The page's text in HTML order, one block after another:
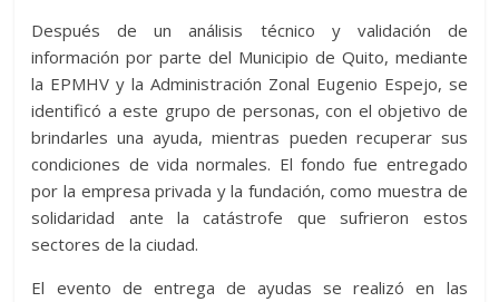
Después de un análisis técnico y validación de
información por parte del Municipio de Quito, mediante
la EPMHV y la Administración Zonal Eugenio Espejo, se
identificó a este grupo de personas, con el objetivo de
brindarles una ayuda, mientras pueden recuperar sus
condiciones de vida normales. El fondo fue entregado
por la empresa privada y la fundación, como muestra de
solidaridad ante la catástrofe que sufrieron estos
sectores de la ciudad.
El evento de entrega de ayudas se realizó en las